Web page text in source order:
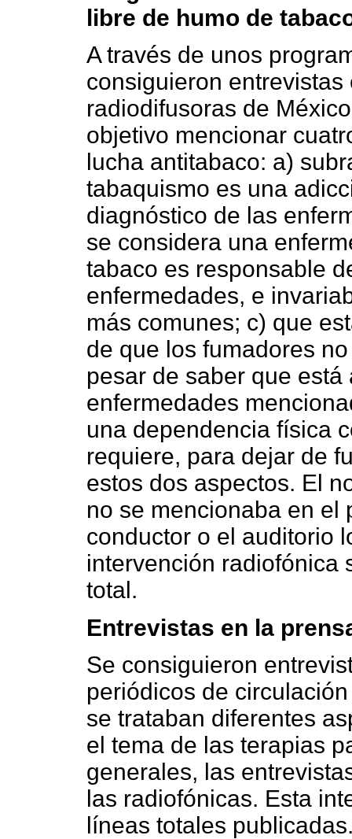
libre de humo de
A través de unos
consiguieron
radiodifusoras de
objetivo mencionar
lucha antitabaco: a)
tabaquismo es una
diagnóstico de las
se considera una
tabaco es responsable
enfermedades, e
más comunes; c) que
de que los fumadores
pesar de saber que
enfermedades
una dependencia física
requiere, para dejar de
estos dos aspectos. El
no se mencionaba en el
conductor o el auditorio
intervención radiofónica
total.
Entrevistas en la
Se consiguieron
periódicos de
se trataban diferentes
el tema de las terapias
generales, las
las radiofónicas. Esta
líneas totales